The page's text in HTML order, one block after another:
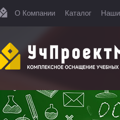
О Компании Каталог